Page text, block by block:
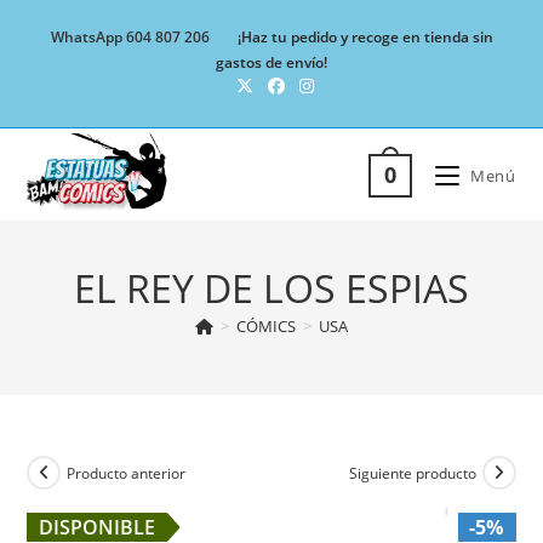
WhatsApp 604 807 206
¡Haz tu pedido y recoge en tienda sin
gastos de envío!
0 Menú
EL REY DE LOS ESPIAS
> CÓMICS > USA
Producto anterior Siguiente producto
DISPONIBLE -5%